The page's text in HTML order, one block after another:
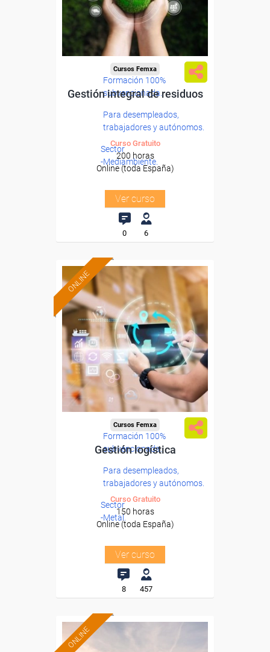
Formación 100%
subvencionada.
Para desempleados,
trabajadores y autónomos.
Sector
-Mediambiente.
Cursos Femxa
Gestión integral de residuos
Curso Gratuito
200 horas
Online (toda España)
Ver curso
0 6
ONLINE
Formación 100%
subvencionada.
Para desempleados,
trabajadores y autónomos.
Sector
-Metal.
Cursos Femxa
Gestión logística
Curso Gratuito
150 horas
Online (toda España)
Ver curso
8 457
ONLINE